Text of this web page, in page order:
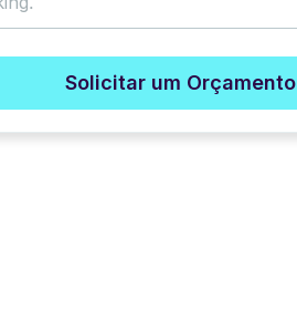
Solicitar um Orçamento